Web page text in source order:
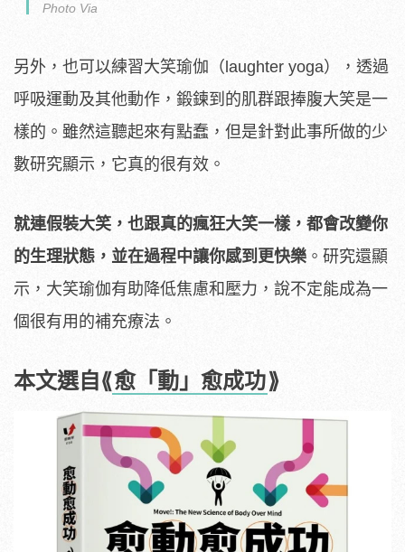
Photo Via
另外，也可以練習大笑瑜伽（laughter yoga），透過
呼吸運動及其他動作，鍛鍊到的肌群跟捧腹大笑是一
樣的。雖然這聽起來有點蠢，但是針對此事所做的少
數研究顯示，它真的很有效。
就連假裝大笑，也跟真的瘋狂大笑一樣，都會改變你
的生理狀態，並在過程中讓你感到更快樂 。研究還顯
示，大笑瑜伽有助降低焦慮和壓力，說不定能成為一
個很有用的補充療法。
本文選自⟪愈「動」愈成功⟫